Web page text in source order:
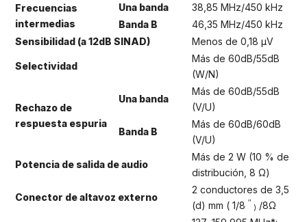
Frecuencias
intermedias
Una banda
38,85 MHz/450 kHz
Banda B
46,35 MHz/450 kHz
Sensibilidad (a 12dB SINAD)
Menos de 0,18 μV
Selectividad
Más de 60dB/55dB
(W/N)
Rechazo de
respuesta espuria
Una banda
Más de 60dB/55dB
(V/U)
Banda B
Más de 60dB/60dB
(V/U)
Potencia de salida de audio
Más de 2 W (10 % de
distribución, 8 Ω)
Conector de altavoz externo
2 conductores de 3,5
(d) mm ( 1/8 ″
) /8Ω